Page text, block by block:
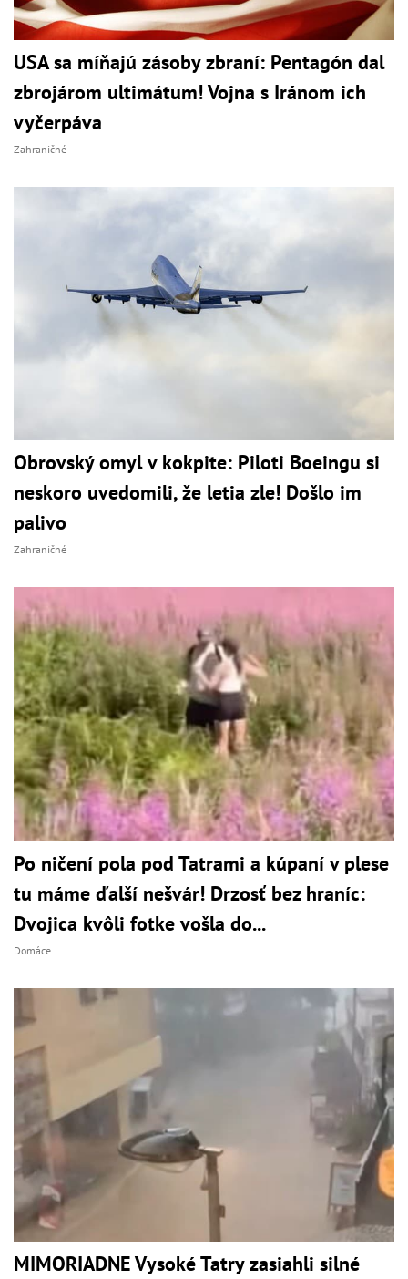
USA sa míňajú zásoby zbraní: Pentagón dal
zbrojárom ultimátum! Vojna s Iránom ich
vyčerpáva
Zahraničné
Obrovský omyl v kokpite: Piloti Boeingu si
neskoro uvedomili, že letia zle! Došlo im
palivo
Zahraničné
Po ničení pola pod Tatrami a kúpaní v plese
tu máme ďalší nešvár! Drzosť bez hraníc:
Dvojica kvôli fotke vošla do...
Domáce
MIMORIADNE Vysoké Tatry zasiahli silné